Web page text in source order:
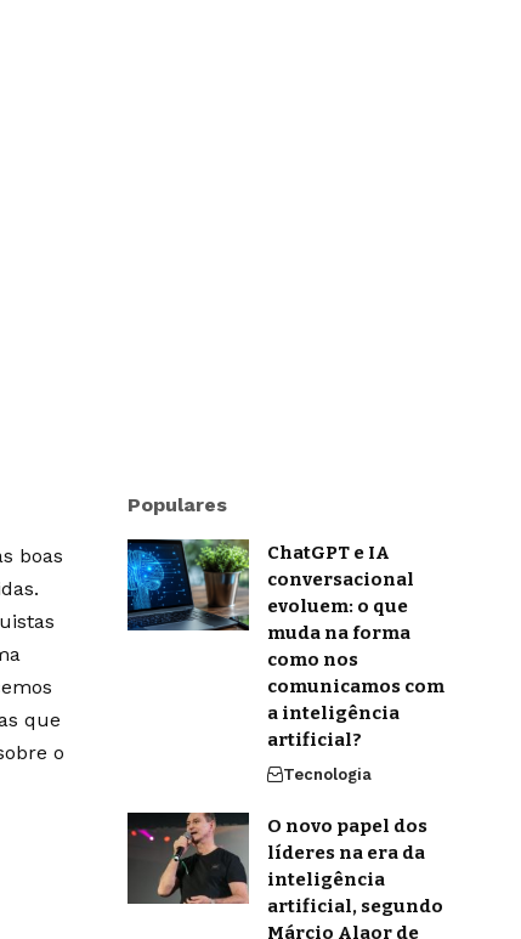
boas
que
o
Populares
ChatGPT e IA
conversacional
evoluem: o que
muda na forma
como nos
comunicamos com
a inteligência
artificial?
Tecnologia
O novo papel dos
líderes na era da
inteligência
artificial, segundo
Márcio Alaor de